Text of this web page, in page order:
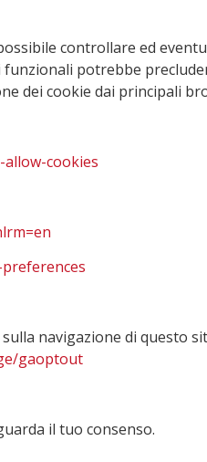
controllare ed
potrebbe
dei cookie dai principali
cookies
navigazione di questo
gaoptout
il tuo consenso.